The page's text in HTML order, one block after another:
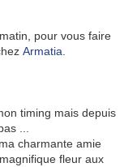
pour vous faire
Armatia
timing mais depuis
...
charmante amie
fleur aux